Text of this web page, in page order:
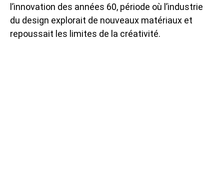
l’innovation des années 60, période où l’industrie
du design explorait de nouveaux matériaux et
repoussait les limites de la créativité.